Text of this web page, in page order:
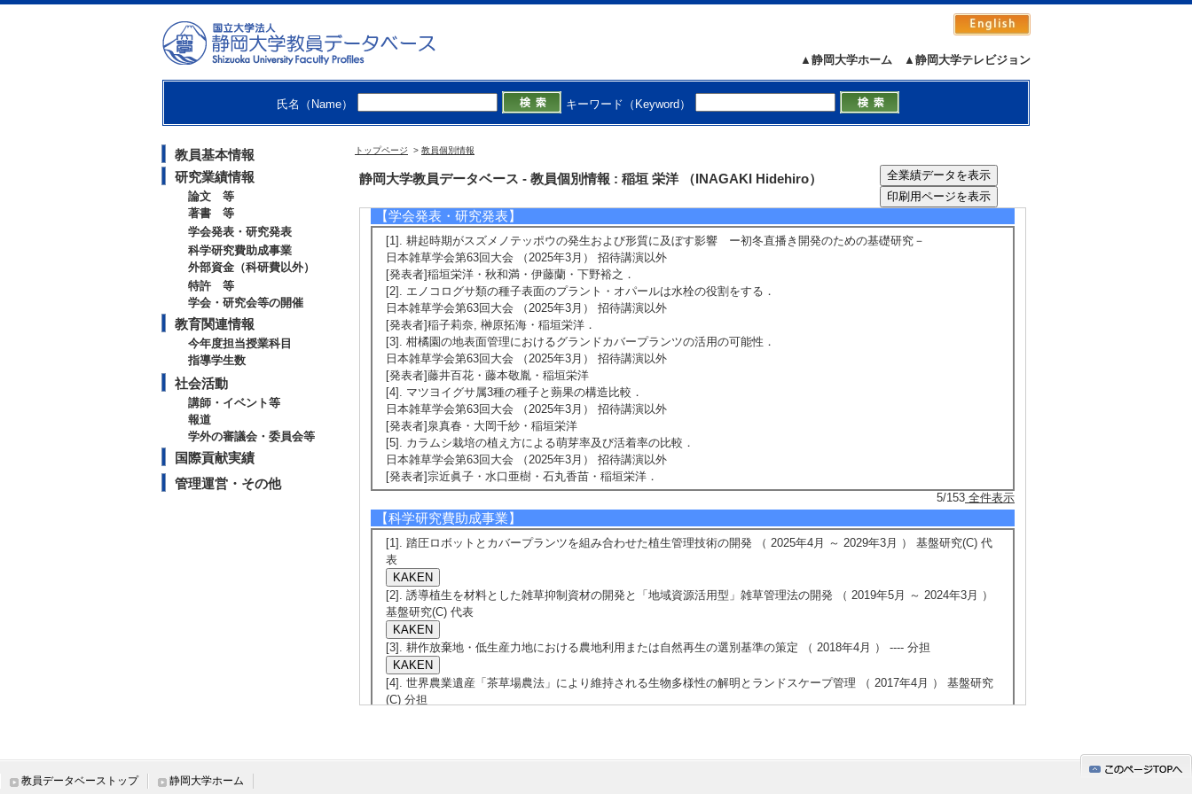
▲静岡大学テレビジョン
▲静岡大学ホーム
氏名（Name） キーワード（Keyword）
教員基本情報
研究業績情報
論文 等
著書 等
学会発表・研究発表
科学研究費助成事業
外部資金（科研費以外）
特許 等
学会・研究会等の開催
教育関連情報
今年度担当授業科目
指導学生数
社会活動
講師・イベント等
報道
学外の審議会・委員会等
国際貢献実績
管理運営・その他
トップページ > 教員個別情報
静岡大学教員データベース - 教員個別情報 : 稲垣 栄洋 （INAGAKI Hidehiro）
[4]. Current Topics in Agricultural Sciences 4
[著書の別]著書（教育）
[5]. GIAHS Designation of the “Traditional Tea-Grass Integrated System in Shizuoka” and UNU. The Road to Globally I
mportant Agricultural Heritage Systems (GIAHS), United Nations University’s Journey with Local Communities,
Noto Printing Inc. （2018年）
[単著・共著・編著等の別] 共著
[著者]Yiu, E. and Nagata, A. eds
5/10全件表示
【学会発表・研究発表】
[1]. 耕起時期がスズメノテッポウの発生および形質に及ぼす影響 ー初冬直播き開発のための基礎研究－
日本雑草学会第63回大会 （2025年3月） 招待講演以外
[発表者]稲垣栄洋・秋和満・伊藤蘭・下野裕之．
[2]. エノコログサ類の種子表面のプラント・オパールは水栓の役割をする．
日本雑草学会第63回大会 （2025年3月） 招待講演以外
[発表者]稲子莉奈, 榊原拓海・稲垣栄洋．
[3]. 柑橘園の地表面管理におけるグランドカバープランツの活用の可能性．
日本雑草学会第63回大会 （2025年3月） 招待講演以外
[発表者]藤井百花・藤本敬胤・稲垣栄洋
[4]. マツヨイグサ属3種の種子と蒴果の構造比較．
日本雑草学会第63回大会 （2025年3月） 招待講演以外
[発表者]泉真春・大岡千紗・稲垣栄洋
[5]. カラムシ栽培の植え方による萌芽率及び活着率の比較．
日本雑草学会第63回大会 （2025年3月） 招待講演以外
[発表者]宗近眞子・水口亜樹・石丸香苗・稲垣栄洋．
5/153 全件表示
【科学研究費助成事業】
[1]. 踏圧ロボットとカバープランツを組み合わせた植生管理技術の開発 （ 2025年4月 ～ 2029年3月 ） 基盤研究(C) 代
表
[2]. 誘導植生を材料とした雑草抑制資材の開発と「地域資源活用型」雑草管理法の開発 （ 2019年5月 ～ 2024年3月 ）
基盤研究(C) 代表
[3]. 耕作放棄地・低生産力地における農地利用または自然再生の選別基準の策定 （ 2018年4月 ） ---- 分担
[4]. 世界農業遺産「茶草場農法」により維持される生物多様性の解明とランドスケープ管理 （ 2017年4月 ） 基盤研究
(C) 分担
教員データベーストップ 静岡大学ホーム